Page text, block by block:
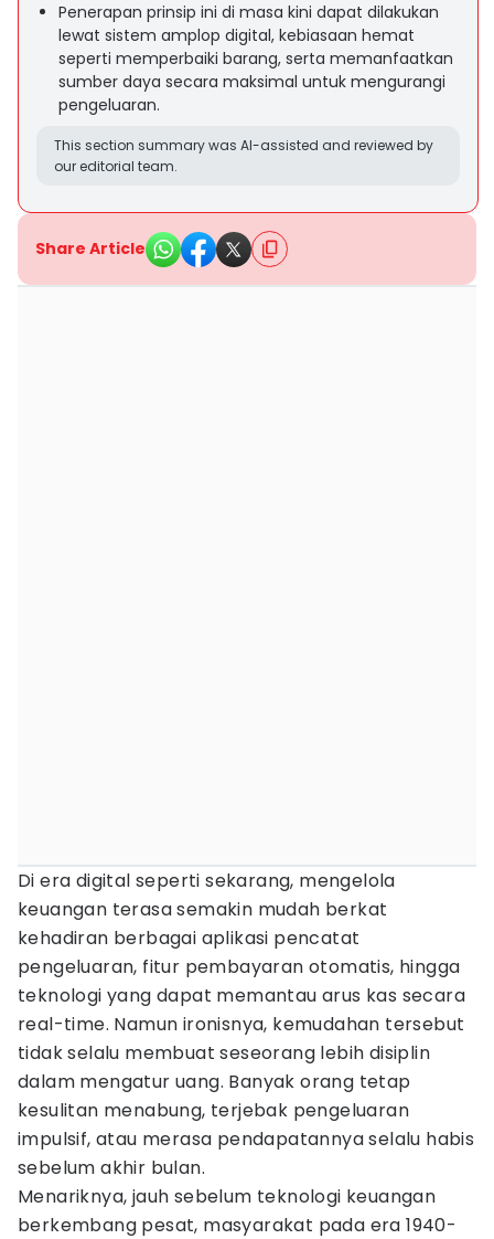
Penerapan prinsip ini di masa kini dapat dilakukan
lewat sistem amplop digital, kebiasaan hemat
seperti memperbaiki barang, serta memanfaatkan
sumber daya secara maksimal untuk mengurangi
pengeluaran.
This section summary was AI-assisted and reviewed by
our editorial team.
Share Article
Di era digital seperti sekarang, mengelola
keuangan terasa semakin mudah berkat
kehadiran berbagai aplikasi pencatat
pengeluaran, fitur pembayaran otomatis, hingga
teknologi yang dapat memantau arus kas secara
real-time. Namun ironisnya, kemudahan tersebut
tidak selalu membuat seseorang lebih disiplin
dalam mengatur uang. Banyak orang tetap
kesulitan menabung, terjebak pengeluaran
impulsif, atau merasa pendapatannya selalu habis
sebelum akhir bulan.
Menariknya, jauh sebelum teknologi keuangan
berkembang pesat, masyarakat pada era 1940-